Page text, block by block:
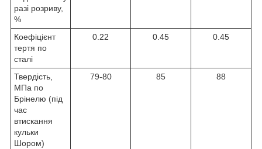
разі розриву,
%
Коефіцієнт
тертя по
сталі
0.22 0.45 0.45
Твердість,
МПа по
Брінелю (під
час
втискання
кульки
Шором)
79-80 85 88